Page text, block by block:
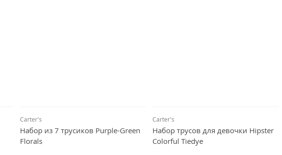
Carter's
Набор из 7 трусиков Purple-Green
Florals
Carter's
Набор трусов для девочки Hipster
Colorful Tiedye